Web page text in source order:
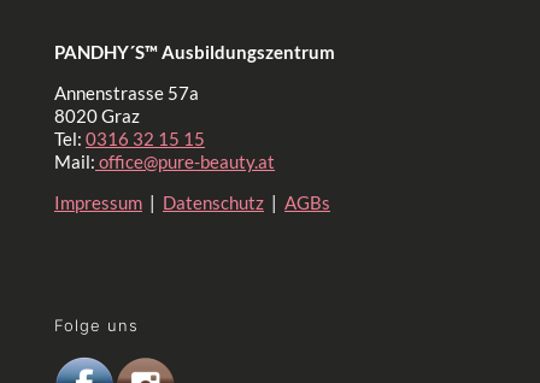
PANDHY´S™ Ausbildungszentrum
Annenstrasse 57a
8020 Graz
Tel: 0316 32 15 15
Mail: office@pure-beauty.at
Impressum | Datenschutz | AGBs
Folge uns